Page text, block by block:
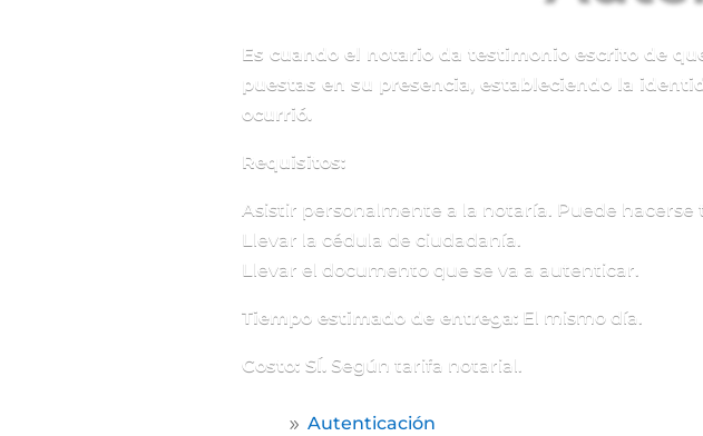
Es cuando el notario da testimonio escrito de
puestas en su presencia, estableciendo la
ocurrió.
Requisitos:
Asistir personalmente a la notaría. Puede hacerse
Llevar la cédula de ciudadanía.
Llevar el documento que se va a autenticar.
Tiempo estimado de entrega:El mismo día.
Costo: SÍ. Según tarifa notarial.
9 Autenticación